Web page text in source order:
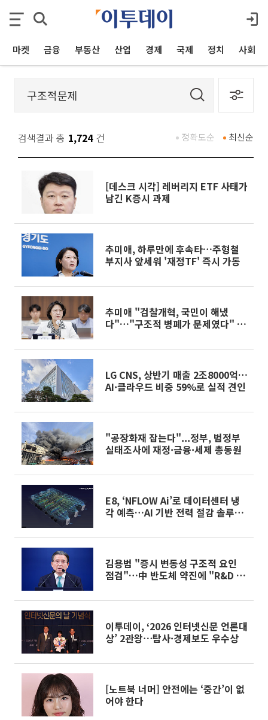
마켓 금융 부동산 산업 경제 국제 정치 사회
검색결과 총 1,724 건 최신순
정확도순
[데스크 시각] 레버리지 ETF 사태가
남긴 K증시 과제
추미애, 하루만에 후속타…주형철
부지사 앞세워 '재정TF' 즉시 가동
추미애 "검찰개혁, 국민이 해냈
다"…"구조적 병폐가 문제였다" 진
LG CNS, 상반기 매출 2조8000억…
AI·클라우드 비중 59%로 실적 견인
"공장화재 잡는다"...정부, 범정부
실태조사에 재정·금융·세제 총동원
E8, ‘NFLOW Ai’로 데이터센터 냉
각 예측…AI 기반 전력 절감 솔루션
김용범 "증시 변동성 구조적 요인
점검"…中 반도체 약진에 "R&D 더
이투데이, ‘2026 인터넷신문 언론대
상’ 2관왕⋯탐사·경제보도 우수상
[노트북 너머] 안전에는 ‘중간’이 없
어야 한다